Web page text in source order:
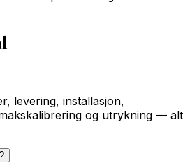
levering, installasjon,
og utrykning — alt